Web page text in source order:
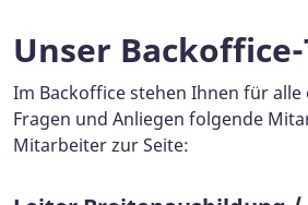
Unser
Im Backoffice stehen Ihnen für
Fragen und Anliegen folgende
Mitarbeiter zur Seite: